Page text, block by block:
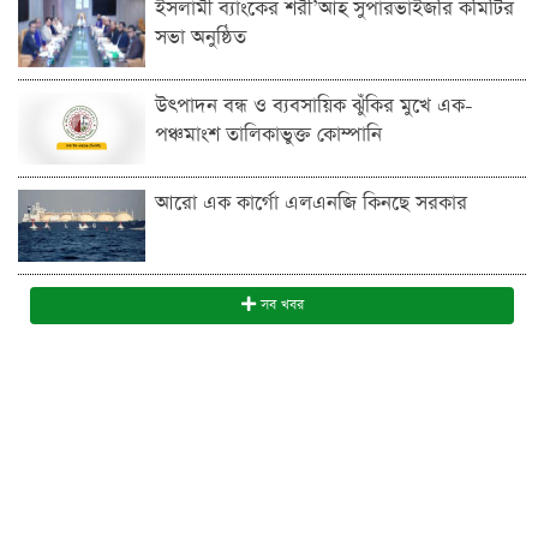
ইসলামী ব্যাংকের শরী’আহ সুপারভাইজরি কমিটির
সভা অনুষ্ঠিত
উৎপাদন বন্ধ ও ব্যবসায়িক ঝুঁকির মুখে এক-
পঞ্চমাংশ তালিকাভুক্ত কোম্পানি
আরো এক কার্গো এলএনজি কিনছে সরকার
সব খবর